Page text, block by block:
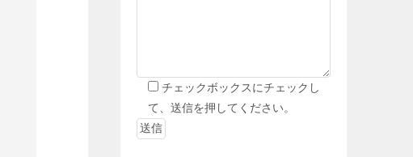
チェックボックスにチェックし
て、送信を押してください。